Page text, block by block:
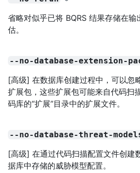
省略对似乎已将 BQRS 结果存储在输
估。
--no-database-extension-
[高级] 在数据库创建过程中，可以忽
扩展包，这些扩展包可能来自代码扫
码库的“扩展”目录中的扩展文件。
--no-database-threat-
[高级] 在通过代码扫描配置文件创建
据库中存储的威胁模型配置。